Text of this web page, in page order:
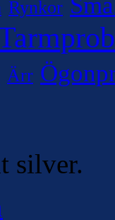
Rynkor
Ärr
silver.